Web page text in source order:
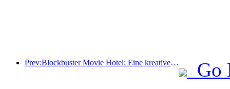
Prev:Blockbuster Movie Hotel: Eine kreative Fusion aus Filmkultur und Übernachtungserlebnis
Go